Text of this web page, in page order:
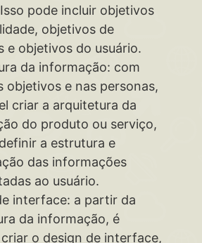
pode incluir objetivos
objetivos de
e objetivos do usuário.
da informação: com
objetivos e nas personas,
criar a arquitetura da
do produto ou serviço,
a estrutura e
das informações
ao usuário.
interface: a partir da
da informação, é
o design de interface,